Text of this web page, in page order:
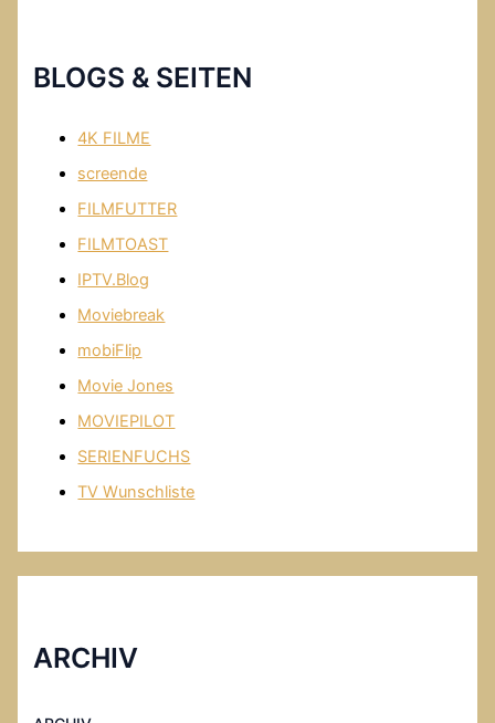
BLOGS & SEITEN
4K FILME
screende
FILMFUTTER
FILMTOAST
IPTV.Blog
Moviebreak
mobiFlip
Movie Jones
MOVIEPILOT
SERIENFUCHS
TV Wunschliste
ARCHIV